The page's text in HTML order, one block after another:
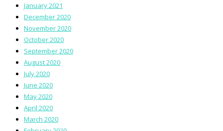
January 2021
December 2020
November 2020
October 2020
September 2020
August 2020
July 2020
June 2020
May 2020
April 2020
March 2020